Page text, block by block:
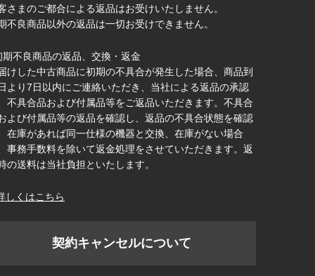
さまのご都合による返品はお受けいたしません。
不良商品以外の返品は一切お受けできません。
期不良商品の返品、交換・返金
けした中古商品に初期の不具合が発生した場合、商品到
より7日以内にご連絡いただき、当社による返品の承認
不具合品および付属品等をご返品いただきます。不具合
よび付属品等の返品を確認し、返品の不具合状態を確認
在庫があれば同一仕様の機器と交換、在庫がない場合
事務手数料を除いて返金処理をさせていただきます。返
の送料は当社負担といたします。
しくはこちら
契約キャンセルについて